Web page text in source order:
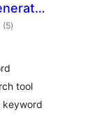
(5értékelés
összesen
)
tool
keyword